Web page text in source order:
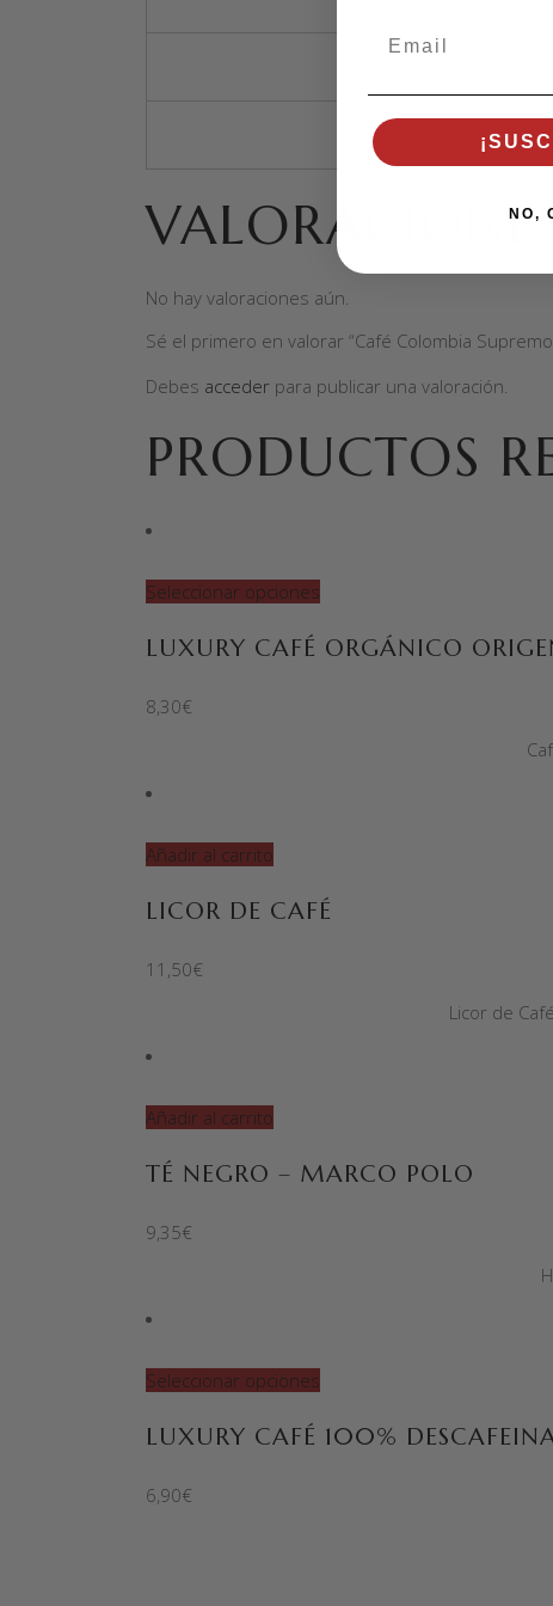
No hay valoraciones aún.
Sé el primero en valorar “Café Colombia
Debes acceder para publicar una valoración.
PRODUCTOS
Seleccionar opciones
LUXURY CAFÉ ORGÁNICO
8,30€
Añadir al carrito
LICOR DE CAFÉ
11,50€
Licor de
Añadir al carrito
TÉ NEGRO – MARCO POLO
9,35€
Seleccionar opciones
LUXURY CAFÉ 100%
6,90€
NO,